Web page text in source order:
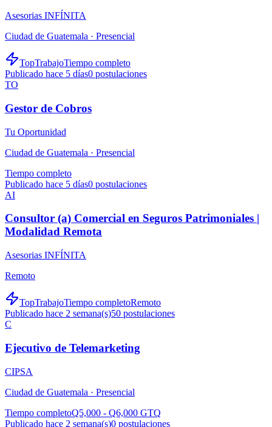
Asesorias INFÍNITA
Ciudad de Guatemala · Presencial
TopTrabajoTiempo completo
Publicado hace 5 días0 postulaciones
TO
Gestor de Cobros
Tu Oportunidad
Ciudad de Guatemala · Presencial
Tiempo completo
Publicado hace 5 días0 postulaciones
AI
Consultor (a) Comercial en Seguros Patrimoniales |
Modalidad Remota
Asesorias INFÍNITA
Remoto
TopTrabajoTiempo completoRemoto
Publicado hace 2 semana(s)50 postulaciones
C
Ejecutivo de Telemarketing
CIPSA
Ciudad de Guatemala · Presencial
Tiempo completoQ5,000 - Q6,000 GTQ
Publicado hace 2 semana(s)0 postulaciones